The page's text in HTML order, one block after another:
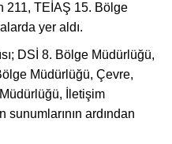
211, TEİAŞ 15. Bölge
yer aldı.
DSİ 8. Bölge Müdürlüğü,
Müdürlüğü, Çevre,
İletişim
sunumlarının ardından